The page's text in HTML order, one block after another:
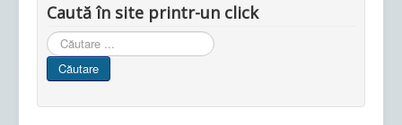
Caută în site printr-un click
Cauta
in
site
Căutare